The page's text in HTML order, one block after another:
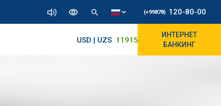
(+99878) 120-80-00
USD | UZS 11915.64 11890/12010
ИНТЕРНЕТ
БАНКИНГ